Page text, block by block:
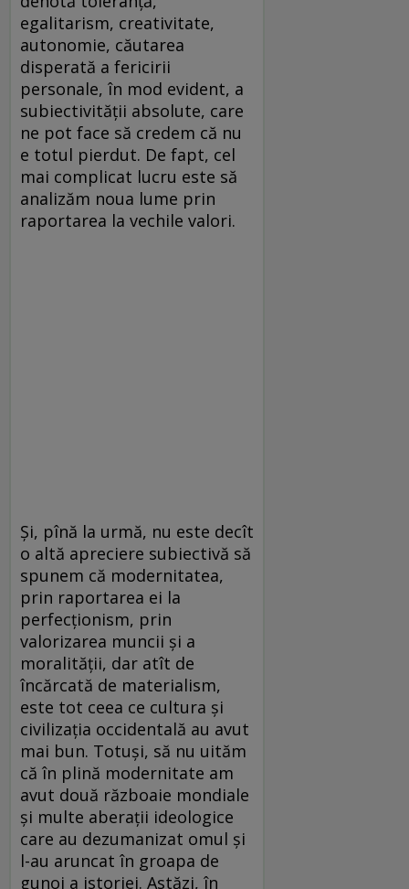
egalitarism, creativitate,
autonomie, căutarea
disperată a fericirii
personale, în mod evident, a
subiectivității absolute, care
ne pot face să credem că nu
e totul pierdut. De fapt, cel
mai complicat lucru este să
analizăm noua lume prin
raportarea la vechile valori.
Și, pînă la urmă, nu este decît
o altă apreciere subiectivă să
spunem că modernitatea,
prin raportarea ei la
perfecționism, prin
valorizarea muncii și a
moralității, dar atît de
încărcată de materialism,
este tot ceea ce cultura și
civilizația occidentală au avut
mai bun. Totuși, să nu uităm
că în plină modernitate am
avut două războaie mondiale
și multe aberații ideologice
care au dezumanizat omul și
l-au aruncat în groapa de
gunoi a istoriei. Astăzi, în